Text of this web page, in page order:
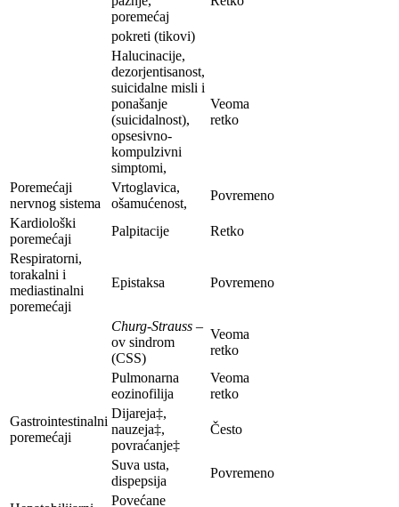
poremećaj
pokreti (tikovi)
Halucinacije,
dezorjentisanost,
suicidalne misli i
ponašanje
(suicidalnost),
opsesivno-
kompulzivni
simptomi,
Veoma
retko
Poremećaji
nervnog sistema
Vrtoglavica,
ošamućenost,
Povremeno
Kardiološki
poremećaji
Palpitacije
Retko
Respiratorni,
torakalni i
mediastinalni
poremećaji
Epistaksa Povremeno
Churg-Strauss –
ov sindrom
(CSS)
Veoma
retko
Pulmonarna
eozinofilija
Veoma
retko
Gastrointestinalni
poremećaji
Dijareja‡,
nauzeja‡,
povraćanje‡
Često
Suva usta,
dispepsija
Povremeno
Povećane